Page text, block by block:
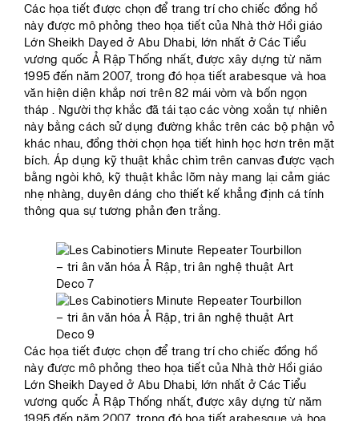
Các họa tiết được chọn để trang trí cho chiếc đồng hồ
này được mô phỏng theo họa tiết của Nhà thờ Hồi giáo
Lớn Sheikh Dayed ở Abu Dhabi, lớn nhất ở Các Tiểu
vương quốc Ả Rập Thống nhất, được xây dựng từ năm
1995 đến năm 2007, trong đó họa tiết arabesque và hoa
văn hiện diện khắp nơi trên 82 mái vòm và bốn ngọn
tháp . Người thợ khắc đã tái tạo các vòng xoắn tự nhiên
này bằng cách sử dụng đường khắc trên các bộ phận vỏ
khác nhau, đồng thời chọn họa tiết hình học hơn trên mặt
bích. Áp dụng kỹ thuật khắc chìm trên canvas được vạch
bằng ngòi khô, kỹ thuật khắc lõm này mang lại cảm giác
nhẹ nhàng, duyên dáng cho thiết kế khẳng định cá tính
thông qua sự tương phản đen trắng.
Các họa tiết được chọn để trang trí cho chiếc đồng hồ
này được mô phỏng theo họa tiết của Nhà thờ Hồi giáo
Lớn Sheikh Dayed ở Abu Dhabi, lớn nhất ở Các Tiểu
vương quốc Ả Rập Thống nhất, được xây dựng từ năm